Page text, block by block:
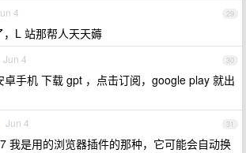
29
4
L 站那帮人天天薅
30
Jun 4
卓手机 下载 gpt ，点击订阅，google play 就出
31
Jun 4
我是用的浏览器插件的那种，它可能会自动换